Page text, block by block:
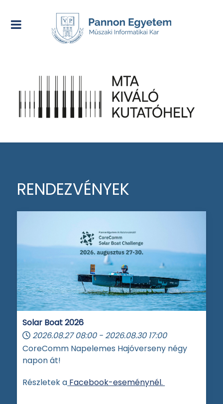
RENDEZVÉNYEK
Solar Boat 2026
2026.08.27 08:00 - 2026.08.30 17:00
CoreComm Napelemes Hajóverseny négy
napon át!
Részletek a Facebook-eseménynél.